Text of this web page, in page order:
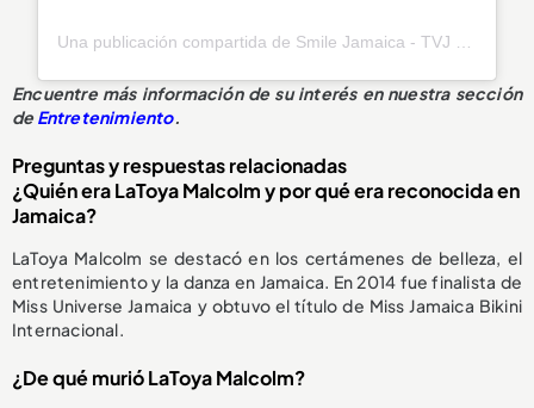
Una publicación compartida de Smile Jamaica - TVJ (@smilejamtvj)
Encuentre más información de su interés en nuestra sección
deEntretenimiento.
Preguntas y respuestas relacionadas
¿Quién era LaToya Malcolm y por qué era reconocida en
Jamaica?
LaToya Malcolm se destacó en los certámenes de belleza, el
entretenimiento y la danza en Jamaica. En 2014 fue finalista de
Miss Universe Jamaica y obtuvo el título de Miss Jamaica Bikini
Internacional.
¿De qué murió LaToya Malcolm?